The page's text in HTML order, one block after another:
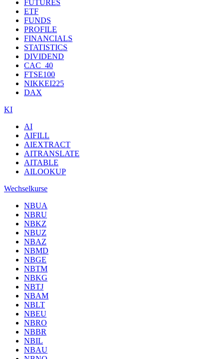
FUTURES
ETF
FUNDS
PROFILE
FINANCIALS
STATISTICS
DIVIDEND
CAC_40
FTSE100
NIKKEI225
DAX
KI
AI
AIFILL
AIEXTRACT
AITRANSLATE
AITABLE
AILOOKUP
Wechselkurse
NBUA
NBRU
NBKZ
NBUZ
NBAZ
NBMD
NBGE
NBTM
NBKG
NBTJ
NBAM
NBLT
NBEU
NBRO
NBBR
NBIL
NBAU